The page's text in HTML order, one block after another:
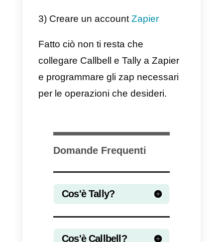
l’efficienza nel loro lavoro
creare “Zap” che sono flussi di
lavoro automatizzati che
esempio, uno Zap può
un’applicazione di posta
elettronica con uno strumento di
gestione del progetto, in modo
che ogni volta che viene ricevuta
una nuova e-mail, venga creata